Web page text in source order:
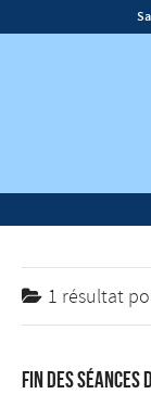
1 résultat
Fin des séances